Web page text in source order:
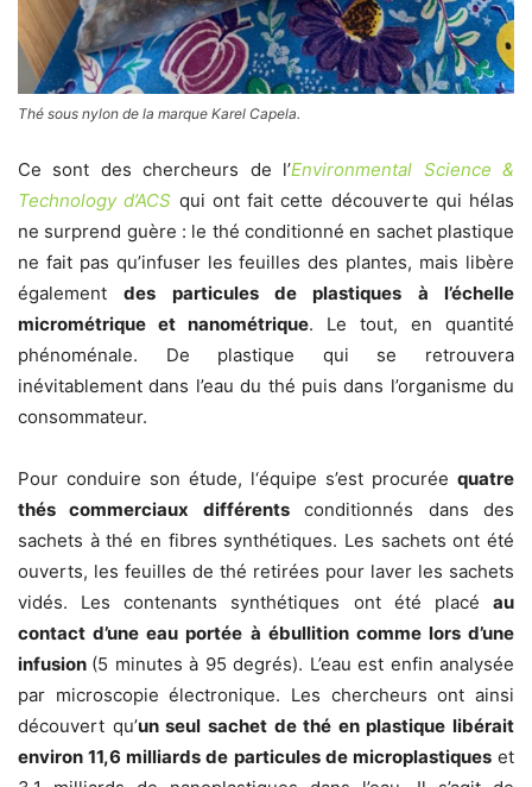
Thé sous nylon de la marque Karel Capela.
Ce sont des chercheurs de l’Environmental Science &
Technology d’ACS qui ont fait cette découverte qui hélas
ne surprend guère : le thé conditionné en sachet plastique
ne fait pas qu’infuser les feuilles des plantes, mais libère
égalementdes particules de plastiques à l’échelle
micrométrique et nanométrique. Le tout, en quantité
phénoménale. De plastique qui se retrouvera
inévitablement dans l’eau du thé puis dans l’organisme du
consommateur.
Pour conduire son étude, l‘équipe s’est procurée quatre
thés commerciaux différentsconditionnés dans des
sachets à thé en fibres synthétiques. Les sachets ont été
ouverts, les feuilles de thé retirées pour laver les sachets
vidés. Les contenants synthétiques ont été placé au
contact d’une eau portée à ébullition comme lors d’une
infusion (5 minutes à 95 degrés). L’eau est enfin analysée
par microscopie électronique. Les chercheurs ont ainsi
découvert qu’un seul sachet de thé en plastique libérait
environ 11,6 milliards de particules de microplastiqueset